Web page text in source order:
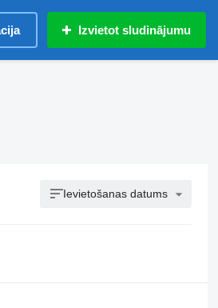
Izvietot sludinājumu
Ievietošanas datums